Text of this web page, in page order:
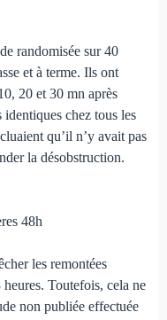
randomisée sur 40
et à terme. Ils ont
20 et 30 mn après
identiques chez tous les
qu’il n’y avait pas
la dé­sobstruction.
48h
les remon­tées
Toutefois, cela ne
non publiée effectuée